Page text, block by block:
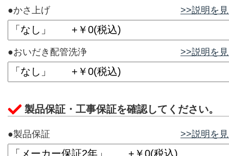
●かさ上げ >>説明を
●おいだき配管洗浄 >>説明を
製品保証・工事保証を確認してください。
●製品保証 >>説明を